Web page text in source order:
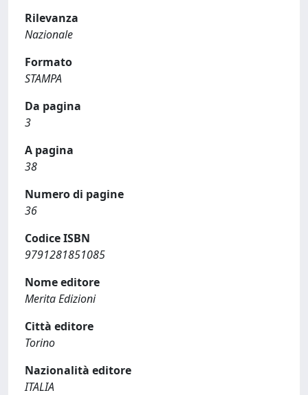
Rilevanza
Nazionale
Formato
STAMPA
Da pagina
3
A pagina
38
Numero di pagine
36
Codice ISBN
9791281851085
Nome editore
Merita Edizioni
Città editore
Torino
Nazionalità editore
ITALIA